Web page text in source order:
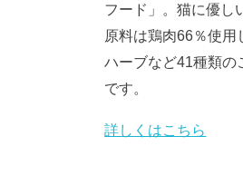
フード」。猫に優し
原料は鶏肉66％使用
ハーブなど41種類の
です。
詳しくはこちら